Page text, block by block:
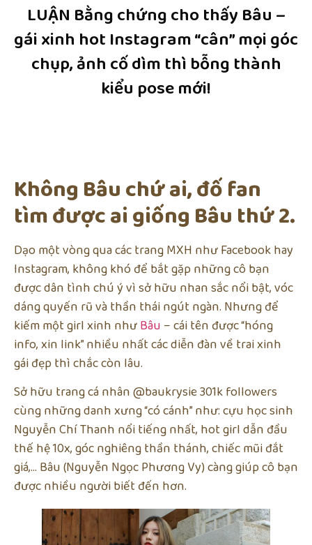
LUẬN Bằng chứng cho thấy Bâu –
gái xinh hot Instagram “cân” mọi góc
chụp, ảnh cố dìm thì bỗng thành
kiểu pose mới!
Không Bâu chứ ai, đố fan
tìm được ai giống Bâu thứ 2.
Dạo một vòng qua các trang MXH như Facebook hay
Instagram, không khó để bắt gặp những cô bạn
được dân tình chú ý vì sở hữu nhan sắc nổi bật, vóc
dáng quyến rũ và thần thái ngút ngàn. Nhưng để
kiếm một girl xinh nhưBâu – cái tên được “hóng
info, xin link” nhiều nhất các diễn đàn về trai xinh
gái đẹp thì chắc còn lâu.
Sở hữu trang cá nhân @baukrysie 301k followers
cùng những danh xưng “có cánh” như: cựu học sinh
Nguyễn Chí Thanh nổi tiếng nhất, hot girl dẫn đầu
thế hệ 10x, góc nghiêng thần thánh, chiếc mũi đắt
giá,… Bâu (Nguyễn Ngọc Phương Vy) càng giúp cô bạn
được nhiều người biết đến hơn.